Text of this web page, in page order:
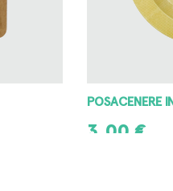
GRINDER
8,00 €